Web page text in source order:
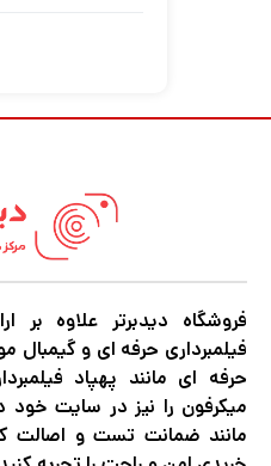
فروشگاه دیدبرتر علاوه بر
فیلمبرداری حرفه ای و گیمبال
حرفه ای مانند پهپاد
میکرفون را نیز در سایت خود
مانند ضمانت تست و اصالت